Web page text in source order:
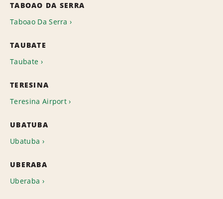
TABOAO DA SERRA
Taboao Da Serra
TAUBATE
Taubate
TERESINA
Teresina Airport
UBATUBA
Ubatuba
UBERABA
Uberaba